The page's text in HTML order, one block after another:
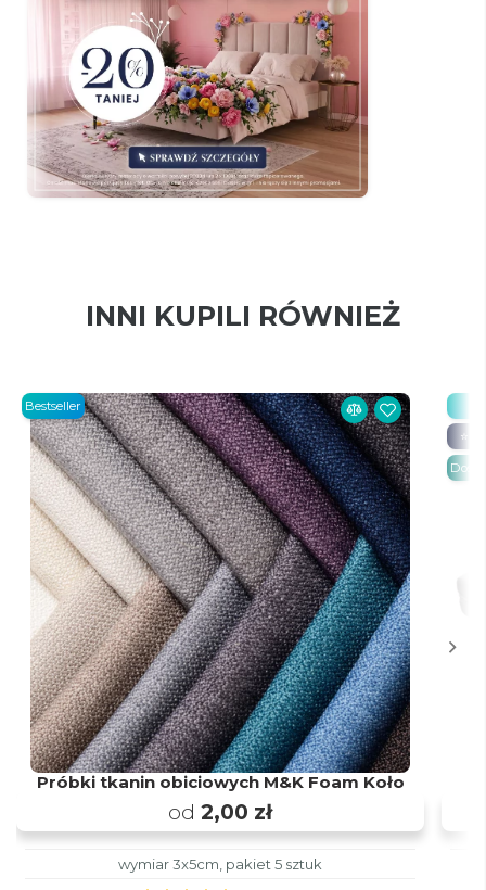
INNI KUPILI RÓWNIEŻ
Próbki tkanin obiciowych M&K Foam Koło
od 2,00 zł
wymiar 3x5cm, pakiet 5 sztuk
Bestseller
⭐